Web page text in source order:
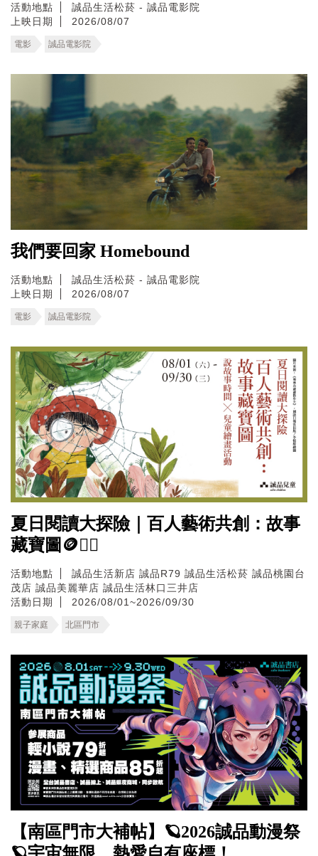
活動地點
誠品生活松菸 - 誠品電影院
上映日期
2026/08/07
電影 誠品電影院
我們要回家 Homebound
活動地點
誠品生活松菸 - 誠品電影院
上映日期
2026/08/07
電影 誠品電影院
夏日閱讀大探險｜百人藝術共創：故事
藏寶圖🪙🏴‍☠️
活動地點 誠品生活新店 誠品R79 誠品生活松菸 誠品桃園台
茂店 誠品美麗華店 誠品生活林口三井店
活動日期
2026/08/01~2026/09/30
親子家庭 北區門市
【南區門市大補帖】🪐2026誠品動漫祭